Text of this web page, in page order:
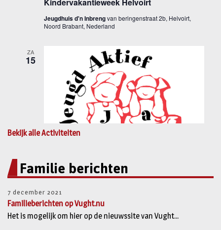
Bekijk alle Activiteiten
Familie berichten
7 december 2021
Familieberichten op Vught.nu
Het is mogelijk om hier op de nieuwssite van Vught...